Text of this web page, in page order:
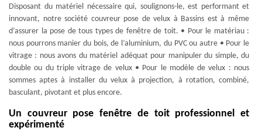
Disposant du matériel nécessaire qui, soulignons-le, est performant et
innovant, notre société couvreur pose de velux à Bassins est à même
d’assurer la pose de tous types de fenêtre de toit. • Pour le matériau :
nous pourrons manier du bois, de l’aluminium, du PVC ou autre • Pour le
vitrage : nous avons du matériel adéquat pour manipuler du simple, du
double ou du triple vitrage de velux • Pour le modèle de velux : nous
sommes aptes à installer du velux à projection, à rotation, combiné,
basculant, pivotant et plus encore.
Un couvreur pose fenêtre de toit professionnel et
expérimenté